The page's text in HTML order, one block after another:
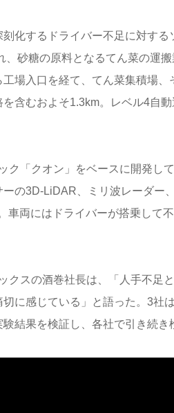
化するドライバー不足に対す
砂糖の原料となるてん菜の運
場入口を経て、てん菜集積場
含むおよそ1.3km。レベル4自
ク「クオン」をベースに開発し
の3D-LiDAR、ミリ波レーダー
車両にはドライバーが搭乗して
クスの酒巻社長は、「人手不足
に感じている」と語った。3社
結果を検証し、各社で引き続き